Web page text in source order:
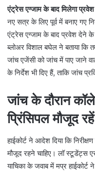
एंट्रेस एग्जाम के बाद मिलेगा प्रवेश
नए सत्र के लिए पूर्व में बनाए गए
एंट्रेस एग्जाम के बाद प्रवेश देने के
ब्लोअर विशाल बघेल ने बताया कि
जांच एजेंसी को जांच में पाए जाने
के निर्देश भी दिए हैं, ताकि जांच
जांच के दौरान
प्रिंसिपल मौजूद रहें
हाईकोर्ट ने आदेश दिया कि
मौजूद रहने चाहिए। लॉ स्टूडेंट्स
याचिका के जवाब में मप्र